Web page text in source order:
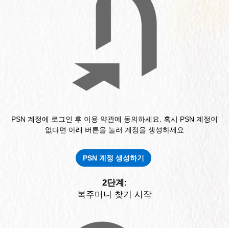
PSN 계정에 로그인 후 이용 약관에 동의하세요. 혹시 PSN 계정이
없다면 아래 버튼을 눌러 계정을 생성하세요
PSN 계정 생성하기
2단계:
복주머니 찾기 시작